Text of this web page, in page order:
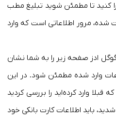
کنید تا مطمئن شوید تبلیغ مطب
مرور اطلاعاتی است که وارد
ادز صفحه زیر را به شما نشان
وارد شده مطمئن شود. در این
قبلا وارد کرده‌اید را بررسی کردید
باید اطلاعات کارت بانکی خود